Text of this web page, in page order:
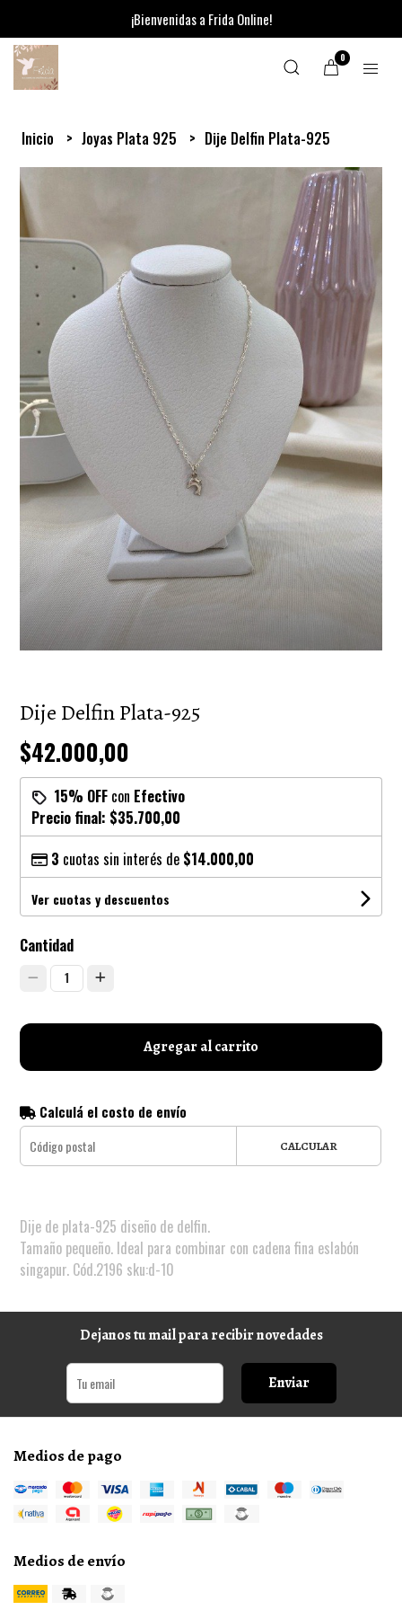
¡Bienvenidas a Frida Online!
0
Inicio Joyas Plata 925 Dije Delfin Plata-925
Dije Delfin Plata-925
$42.000,00
15% OFF con Efectivo
Precio final: $35.700,00
3 cuotas sin interés de $14.000,00
Ver cuotas y descuentos
Cantidad
1
Agregar al carrito
Calculá el costo de envío
CALCULAR
Dije de plata-925 diseño de delfin.
Tamaño pequeño. Ideal para combinar con cadena fina eslabón
singapur. Cód.2196 sku:d-10
Dejanos tu mail para recibir novedades
Enviar
Medios de pago
Medios de envío